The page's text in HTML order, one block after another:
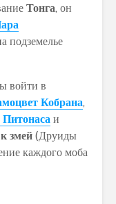
Тонга, он
подземелье
войти в
Кобрана,
и
змей (Друиды
каждого моба